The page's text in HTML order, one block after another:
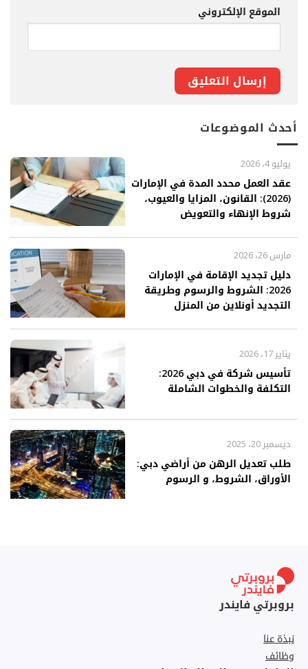
الموقع الإلكتروني
أحدث الموضوعات
عقد العمل محدد المدة في الإمارات
(2026): القانون، المزايا والعيوب،
شروط الإنهاء والتعويض
يوليو 4، 2026
دليل تجديد الإقامة في الإمارات
2026: الشروط والرسوم وطريقة
التجديد أونلاين من المنزل
مارس 26، 2026
تأسيس شركة في دبي 2026:
التكلفة والخطوات الشاملة
يناير 17، 2026
طلب تعديل الرهن من أراضي دبي:
الأوراق، الشروط، و الرسوم
ديسمبر 20، 2025
بروبرتي فايندر
نبذة عنا
وظائف